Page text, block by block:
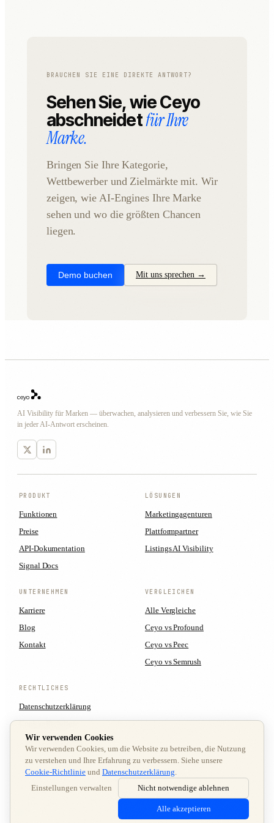
BRAUCHEN SIE EINE DIREKTE ANTWORT?
Sehen Sie, wie Ceyo
abschneidetfür Ihre
Marke.
Bringen Sie Ihre Kategorie,
Wettbewerber und Zielmärkte mit. Wir
zeigen, wie AI-Engines Ihre Marke
sehen und wo die größten Chancen
liegen.
Demo buchen Mit uns sprechen →
AI Visibility für Marken — überwachen, analysieren und verbessern Sie, wie Sie
in jeder AI-Antwort erscheinen.
PRODUKT
Funktionen
Preise
API-Dokumentation
Signal Docs
LÖSUNGEN
Marketingagenturen
Plattformpartner
Listings AI Visibility
UNTERNEHMEN
Karriere
Blog
Kontakt
VERGLEICHEN
Alle Vergleiche
Ceyo vs Profound
Ceyo vs Peec
Ceyo vs Semrush
RECHTLICHES
Datenschutzerklärung
Cookie-Richtlinie
Nutzungsbedingungen
Cookie-Einstellungen
© 2026 Ceyo AI LTD · ALLE RECHTE VORBEHALTEN
Wir verwenden Cookies
Wir verwenden Cookies, um die Website zu betreiben, die Nutzung
zu verstehen und Ihre Erfahrung zu verbessern. Siehe unsere
Cookie-Richtlinie und Datenschutzerklärung.
Einstellungen verwalten
Nicht notwendige ablehnen
Alle akzeptieren